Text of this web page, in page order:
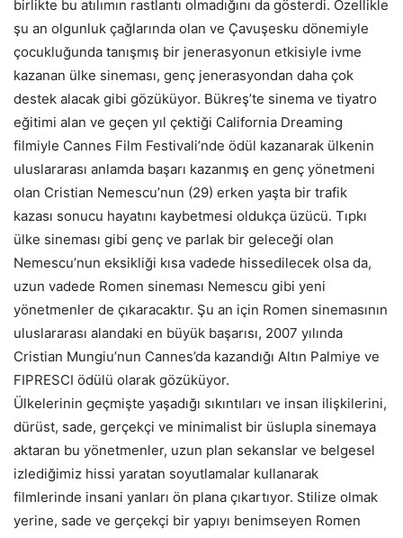
birlikte bu atılımın rastlantı olmadığını da gösterdi. Özellikle
şu an olgunluk çağlarında olan ve Çavuşesku dönemiyle
çocukluğunda tanışmış bir jenerasyonun etkisiyle ivme
kazanan ülke sineması, genç jenerasyondan daha çok
destek alacak gibi gözüküyor. Bükreş’te sinema ve tiyatro
eğitimi alan ve geçen yıl çektiği California Dreaming
filmiyle Cannes Film Festivali’nde ödül kazanarak ülkenin
uluslararası anlamda başarı kazanmış en genç yönetmeni
olan Cristian Nemescu’nun (29) erken yaşta bir trafik
kazası sonucu hayatını kaybetmesi oldukça üzücü. Tıpkı
ülke sineması gibi genç ve parlak bir geleceği olan
Nemescu’nun eksikliği kısa vadede hissedilecek olsa da,
uzun vadede Romen sineması Nemescu gibi yeni
yönetmenler de çıkaracaktır. Şu an için Romen sinemasının
uluslararası alandaki en büyük başarısı, 2007 yılında
Cristian Mungiu’nun Cannes’da kazandığı Altın Palmiye ve
FIPRESCI ödülü olarak gözüküyor.
Ülkelerinin geçmişte yaşadığı sıkıntıları ve insan ilişkilerini,
dürüst, sade, gerçekçi ve minimalist bir üslupla sinemaya
aktaran bu yönetmenler, uzun plan sekanslar ve belgesel
izlediğimiz hissi yaratan soyutlamalar kullanarak
filmlerinde insani yanları ön plana çıkartıyor. Stilize olmak
yerine, sade ve gerçekçi bir yapıyı benimseyen Romen